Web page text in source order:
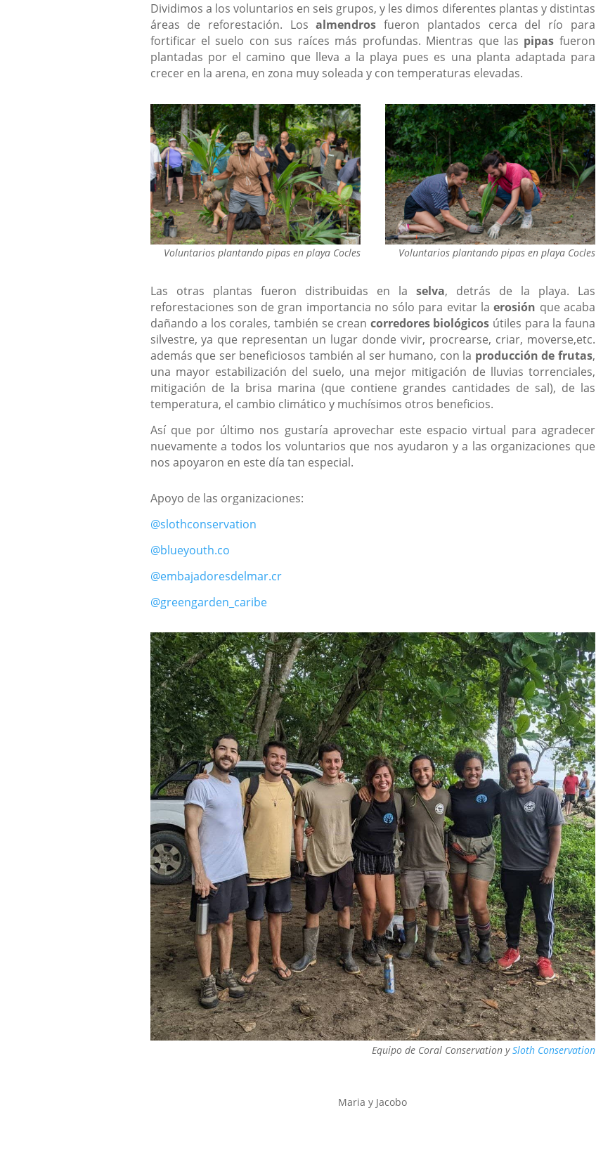
Dividimos a los voluntarios en seis grupos, y les dimos diferentes plantas y distintas
áreas de reforestación. Losalmendros fueron plantados cerca del río para
fortificar el suelo con sus raíces más profundas. Mientras que las pipas fueron
plantadas por el camino que lleva a la playa pues es una planta adaptada para
crecer en la arena, en zona muy soleada y con temperaturas elevadas.
Voluntarios plantando pipas en playa Cocles Voluntarios plantando pipas en playa Cocles
Las otras plantas fueron distribuidas en la selva, detrás de la playa. Las
reforestaciones son de gran importancia no sólo para evitar laerosión que acaba
dañando a los corales, también se crean corredores biológicos útiles para la fauna
silvestre, ya que representan un lugar donde vivir, procrearse, criar, moverse,etc.
además que ser beneficiosos también al ser humano, con la producción de frutas,
una mayor estabilización del suelo, una mejor mitigación de lluvias torrenciales,
mitigación de la brisa marina (que contiene grandes cantidades de sal), de las
temperatura, el cambio climático y muchísimos otros beneficios.
Así que por último nos gustaría aprovechar este espacio virtual para agradecer
nuevamente a todos los voluntarios que nos ayudaron y a las organizaciones que
nos apoyaron en este día tan especial.
Apoyo de las organizaciones:
@slothconservation
@blueyouth.co
@embajadoresdelmar.cr
@greengarden_caribe
Equipo de Coral Conservation ySloth Conservation
Maria y Jacobo